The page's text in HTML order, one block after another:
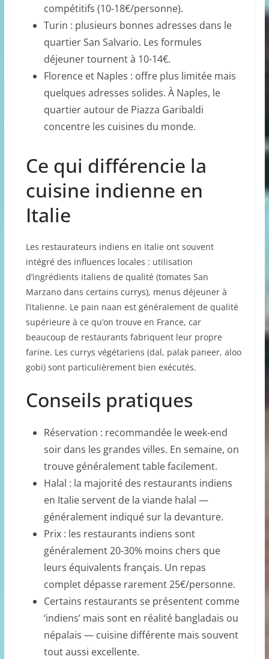
compétitifs (10-18€/personne).
Turin : plusieurs bonnes adresses dans le
quartier San Salvario. Les formules
déjeuner tournent à 10-14€.
Florence et Naples : offre plus limitée mais
quelques adresses solides. À Naples, le
quartier autour de Piazza Garibaldi
concentre les cuisines du monde.
Ce qui différencie la
cuisine indienne en
Italie
Les restaurateurs indiens en Italie ont souvent
intégré des influences locales : utilisation
d’ingrédients italiens de qualité (tomates San
Marzano dans certains currys), menus déjeuner à
l’italienne. Le pain naan est généralement de qualité
supérieure à ce qu’on trouve en France, car
beaucoup de restaurants fabriquent leur propre
farine. Les currys végétariens (dal, palak paneer, aloo
gobi) sont particulièrement bien exécutés.
Conseils pratiques
Réservation : recommandée le week-end
soir dans les grandes villes. En semaine, on
trouve généralement table facilement.
Halal : la majorité des restaurants indiens
en Italie servent de la viande halal —
généralement indiqué sur la devanture.
Prix : les restaurants indiens sont
généralement 20-30% moins chers que
leurs équivalents français. Un repas
complet dépasse rarement 25€/personne.
Certains restaurants se présentent comme
‘indiens’ mais sont en réalité bangladais ou
népalais — cuisine différente mais souvent
tout aussi excellente.